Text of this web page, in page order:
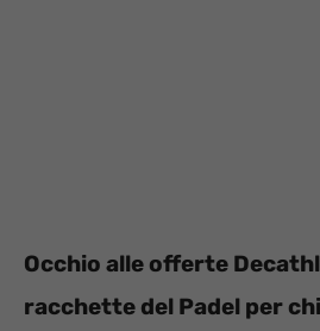
Occhio alle offerte
racchette del Padel per